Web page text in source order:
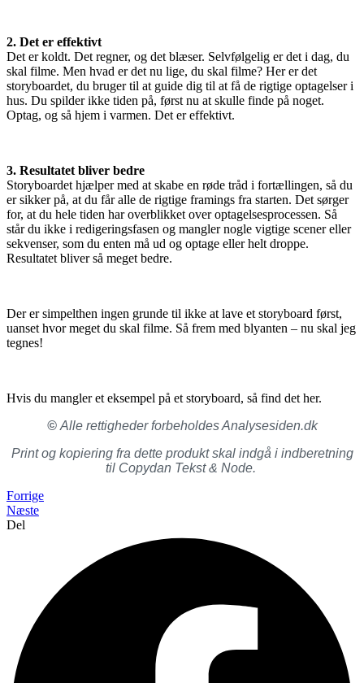
2. Det er effektivt
Det er koldt. Det regner, og det blæser. Selvfølgelig er det i dag, du
skal filme. Men hvad er det nu lige, du skal filme? Her er det
storyboardet, du bruger til at guide dig til at få de rigtige optagelser i
hus. Du spilder ikke tiden på, først nu at skulle finde på noget.
Optag, og så hjem i varmen. Det er effektivt.
3. Resultatet bliver bedre
Storyboardet hjælper med at skabe en røde tråd i fortællingen, så du
er sikker på, at du får alle de rigtige framings fra starten. Det sørger
for, at du hele tiden har overblikket over optagelsesprocessen. Så
står du ikke i redigeringsfasen og mangler nogle vigtige scener eller
sekvenser, som du enten må ud og optage eller helt droppe.
Resultatet bliver så meget bedre.
Der er simpelthen ingen grunde til ikke at lave et storyboard først,
uanset hvor meget du skal filme. Så frem med blyanten – nu skal jeg
tegnes!
Hvis du mangler et eksempel på et storyboard, så find det her.
© Alle rettigheder forbeholdes Analysesiden.dk
Print og kopiering fra dette produkt skal indgå i indberetning
til Copydan Tekst & Node.
Forrige
Næste
Del